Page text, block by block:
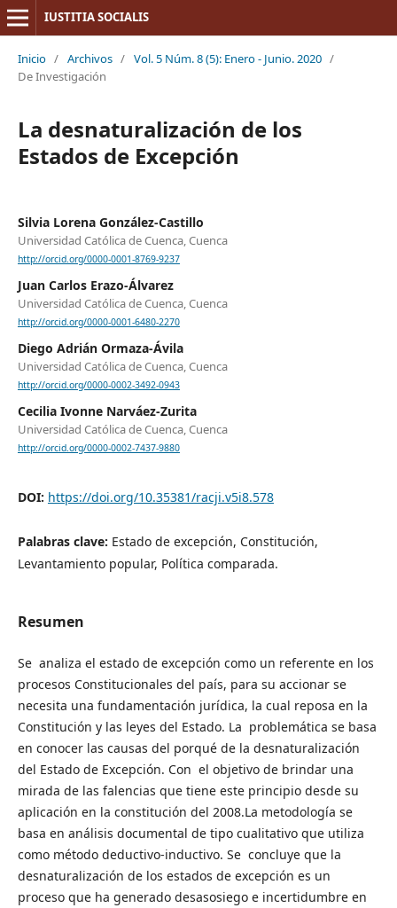
IUSTITIA SOCIALIS
Inicio / Archivos / Vol. 5 Núm. 8 (5): Enero - Junio. 2020 /
De Investigación
La desnaturalización de los
Estados de Excepción
Silvia Lorena González-Castillo
Universidad Católica de Cuenca, Cuenca
http://orcid.org/0000-0001-8769-9237
Juan Carlos Erazo-Álvarez
Universidad Católica de Cuenca, Cuenca
http://orcid.org/0000-0001-6480-2270
Diego Adrián Ormaza-Ávila
Universidad Católica de Cuenca, Cuenca
http://orcid.org/0000-0002-3492-0943
Cecilia Ivonne Narváez-Zurita
Universidad Católica de Cuenca, Cuenca
http://orcid.org/0000-0002-7437-9880
DOI: https://doi.org/10.35381/racji.v5i8.578
Palabras clave: Estado de excepción, Constitución,
Levantamiento popular, Política comparada.
Resumen
Se analiza el estado de excepción como un referente en los
procesos Constitucionales del país, para su accionar se
necesita una fundamentación jurídica, la cual reposa en la
Constitución y las leyes del Estado. La problemática se basa
en conocer las causas del porqué de la desnaturalización
del Estado de Excepción. Con el objetivo de brindar una
mirada de las falencias que tiene este principio desde su
aplicación en la constitución del 2008.La metodología se
basa en análisis documental de tipo cualitativo que utiliza
como método deductivo-inductivo. Se concluye que la
desnaturalización de los estados de excepción es un
proceso que ha generado desasosiego e incertidumbre en